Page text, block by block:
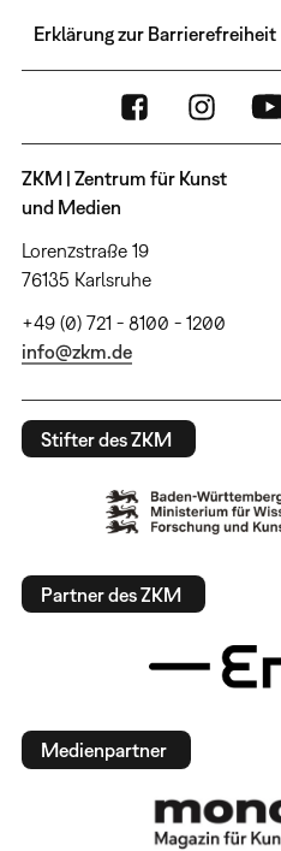
Erklärung zur Barrierefreiheit
ZKM | Zentrum für Kunst
und Medien
Lorenzstraße 19
76135 Karlsruhe
+49 (0) 721 - 8100 - 1200
info@zkm.de
Stifter des ZKM
Partner des ZKM
Medienpartner